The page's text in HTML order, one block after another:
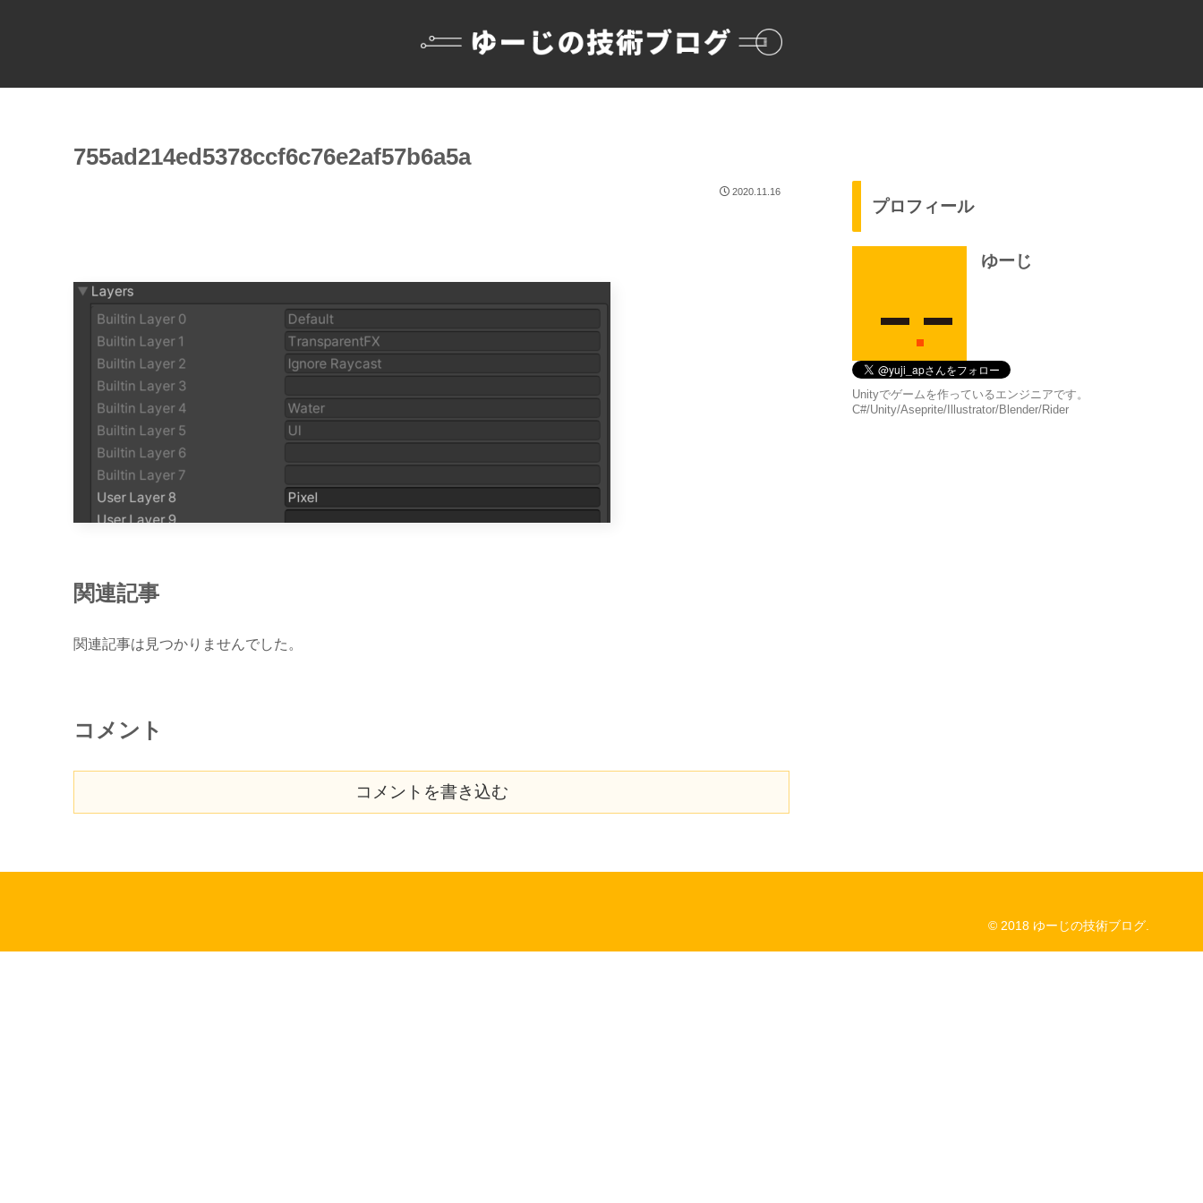
755ad214ed5378ccf6c76e2af57b6a5a
2020.11.16
関連記事
関連記事は見つかりませんでした。
コメント
コメントを書き込む
プロフィール
ゆーじ
Unityでゲームを作っているエンジニアです。
C#/Unity/Aseprite/Illustrator/Blender/Rider
© 2018 ゆーじの技術ブログ.